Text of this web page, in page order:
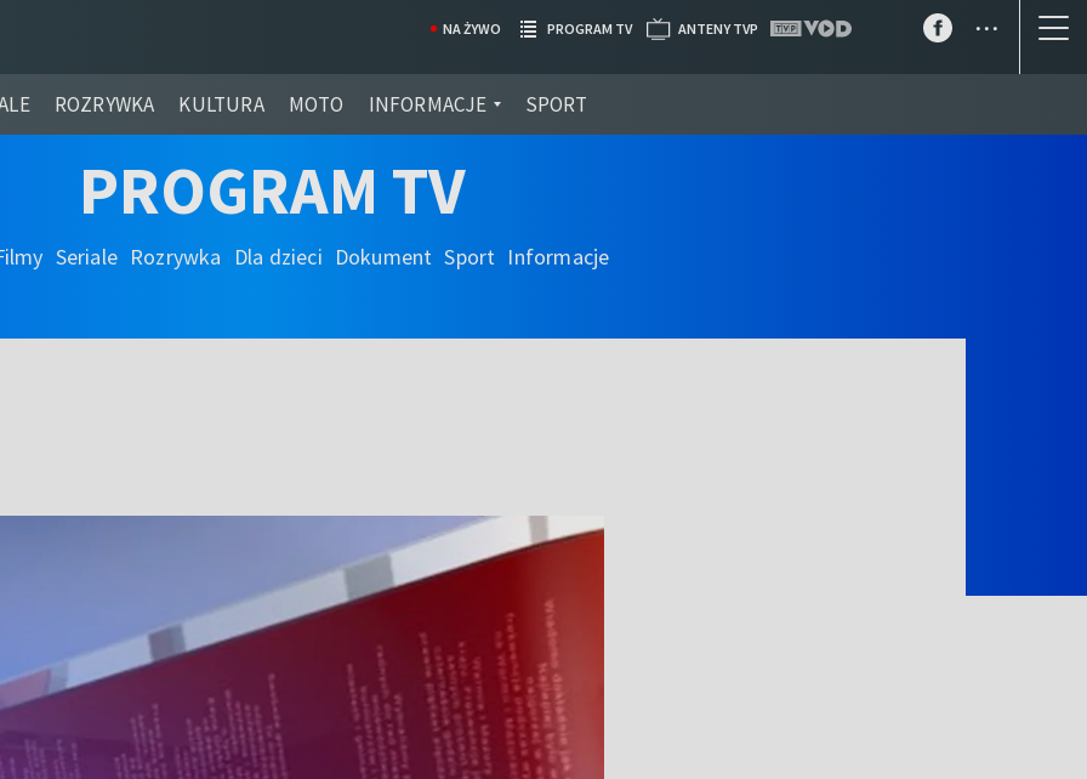
ROZRYWKA KULTURA MOTO INFORMACJE SPORT
NA ŻYWO PROGRAM TV ANTENY TVP ...
PROGRAM TV
Seriale Rozrywka Dla dzieci Dokument Sport Informacje